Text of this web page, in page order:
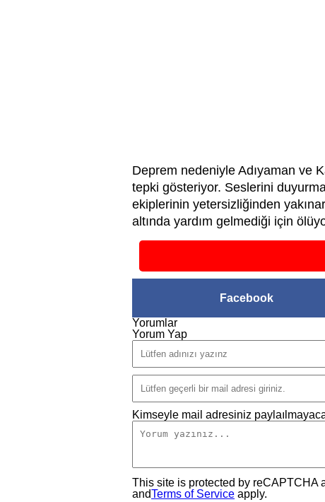
Deprem nedeniyle Adıyaman ve
tepki gösteriyor. Seslerini
ekiplerinin yetersizliğinden
altında yardım gelmediği için
Facebook
Yorumlar
Yorum Yap
Kimseyle mail adresiniz
This site is protected by reCAPTCHA
andTerms of Service apply.